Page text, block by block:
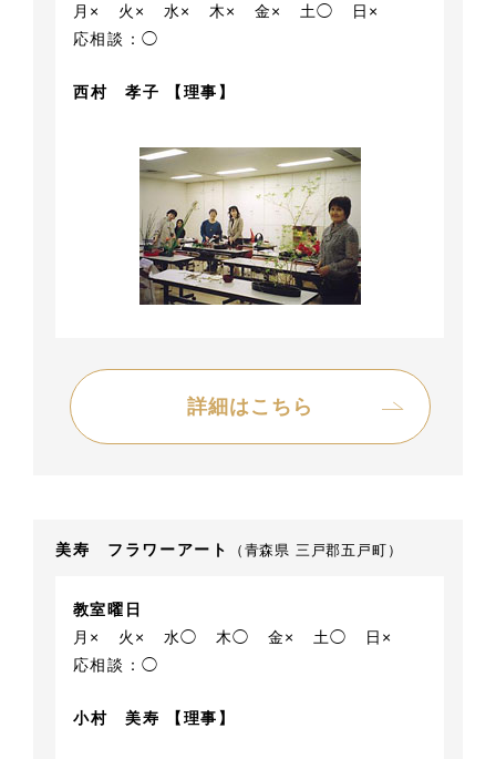
月×
火× 水× 木× 金× 土◯
日×
応相談：◯
西村 孝子 【理事】
詳細はこちら
美寿 フラワーアート （青森県 三戸郡五戸町）
教室曜日
月×
火× 水◯ 木◯ 金× 土◯
日×
応相談：◯
小村 美寿 【理事】